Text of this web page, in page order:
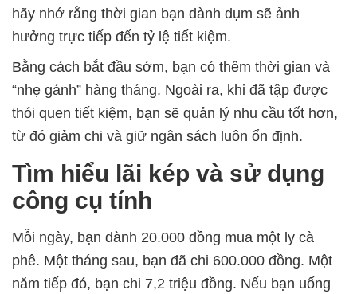
hãy nhớ rằng thời gian bạn dành dụm sẽ ảnh
hưởng trực tiếp đến tỷ lệ tiết kiệm.
Bằng cách bắt đầu sớm, bạn có thêm thời gian và
“nhẹ gánh” hàng tháng. Ngoài ra, khi đã tập được
thói quen tiết kiệm, bạn sẽ quản lý nhu cầu tốt hơn,
từ đó giảm chi và giữ ngân sách luôn ổn định.
Tìm hiểu lãi kép và sử dụng
công cụ tính
Mỗi ngày, bạn dành 20.000 đồng mua một ly cà
phê. Một tháng sau, bạn đã chi 600.000 đồng. Một
năm tiếp đó, bạn chi 7,2 triệu đồng. Nếu bạn uống